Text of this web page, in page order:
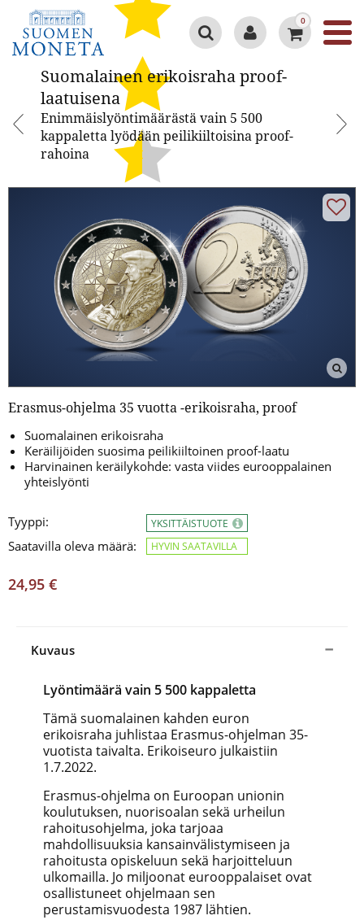
Google 4.3/5
0
Suomalainen erikoisraha proof-
laatuisena
Enimmäislyöntimäärästä vain 5 500
kappaletta lyödään peilikiiltoisina proof-
rahoina
Erasmus-ohjelma 35 vuotta -erikoisraha, proof
Suomalainen erikoisraha
Keräilijöiden suosima peilikiiltoinen proof-laatu
Harvinainen keräilykohde: vasta viides eurooppalainen
yhteislyönti
Tyyppi:
Saatavilla oleva määrä:
YKSITTÄISTUOTE
HYVIN SAATAVILLA
24,95 €
Kuvaus
Lyöntimäärä vain 5 500 kappaletta
Tämä suomalainen kahden euron
erikoisraha juhlistaa Erasmus-ohjelman 35-
vuotista taivalta. Erikoiseuro julkaistiin
1.7.2022.
Erasmus-ohjelma on Euroopan unionin
koulutuksen, nuorisoalan sekä urheilun
rahoitusohjelma, joka tarjoaa
mahdollisuuksia kansainvälistymiseen ja
rahoitusta opiskeluun sekä harjoitteluun
ulkomailla. Jo miljoonat eurooppalaiset ovat
osallistuneet ohjelmaan sen
perustamisvuodesta 1987 lähtien.
Suomalainen erikoisraha proof-
laatuisena